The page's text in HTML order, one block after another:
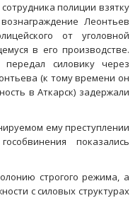
полиции взятку
Леонтьев
от уголовной
в его производстве.
силовику через
(к тому времени он
в Аткарск) задержали
ему преступлении
показались
строгого режима, а
с силовых структурах